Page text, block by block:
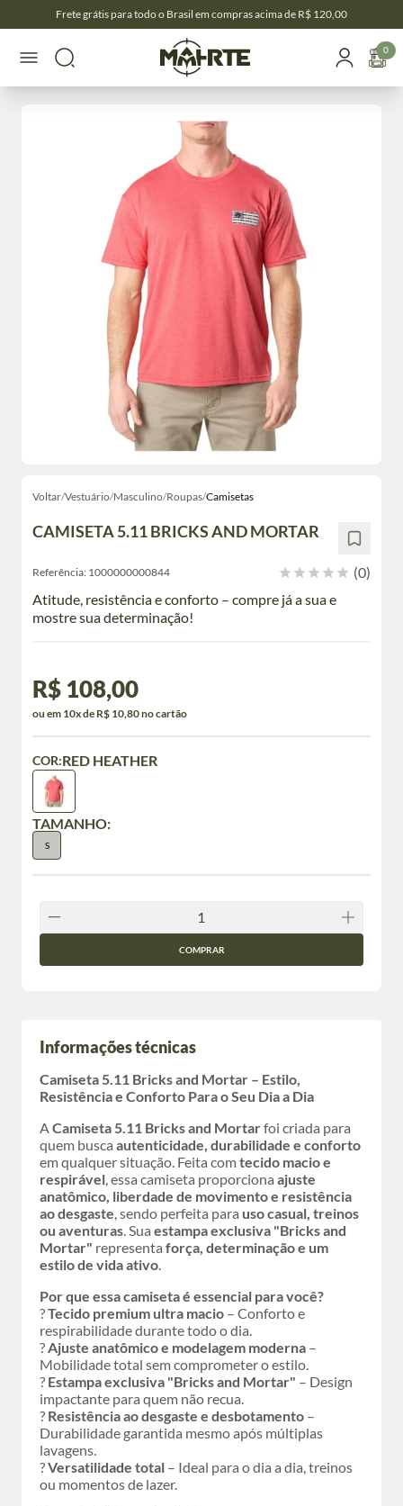
Frete grátis para todo o Brasil em compras acima de R$ 120,00
0
Voltar/Vestuário/Masculino/Roupas/Camisetas
CAMISETA 5.11 BRICKS AND MORTAR
Referência: 1000000000844
(0)
Atitude, resistência e conforto – compre já a sua e
mostre sua determinação!
R$ 108,00
ou em 10x de R$ 10,80 no cartão
TAMANHO:
S
COR:RED HEATHER
COMPRAR
Informações técnicas
Camiseta 5.11 Bricks and Mortar – Estilo,
Resistência e Conforto Para o Seu Dia a Dia
ACamiseta 5.11 Bricks and Mortarfoi criada para
quem busca autenticidade, durabilidade e conforto
em qualquer situação. Feita comtecido macio e
respirável, essa camiseta proporciona ajuste
anatômico, liberdade de movimento e resistência
ao desgaste, sendo perfeita para uso casual, treinos
ou aventuras. Sua estampa exclusiva "Bricks and
Mortar" representa força, determinação e um
estilo de vida ativo.
Por que essa camiseta é essencial para você?
?Tecido premium ultra macio – Conforto e
respirabilidade durante todo o dia.
?Ajuste anatômico e modelagem moderna –
Mobilidade total sem comprometer o estilo.
? Estampa exclusiva "Bricks and Mortar" – Design
impactante para quem não recua.
? Resistência ao desgaste e desbotamento –
Durabilidade garantida mesmo após múltiplas
lavagens.
?Versatilidade total – Ideal para o dia a dia, treinos
ou momentos de lazer.